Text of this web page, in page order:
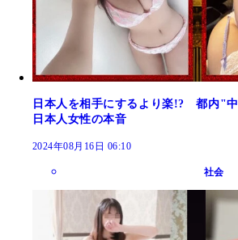
日本人を相手にするより楽!? 都内"
日本人女性の本音
2024年08月16日 06:10
社会